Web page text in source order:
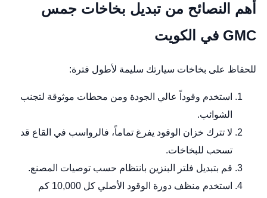
أهم النصائح من تبديل بخاخات جمس
GMC في الكويت
للحفاظ على بخاخات سيارتك سليمة لأطول فترة:
استخدم وقوداً عالي الجودة ومن محطات موثوقة لتجنب
الشوائب.
لا تترك خزان الوقود يفرغ تماماً، فالرواسب في القاع قد
تسحب للبخاخات.
قم بتبديل فلتر البنزين بانتظام حسب توصيات المصنع.
استخدم منظف دورة الوقود الأصلي كل 10,000 كم